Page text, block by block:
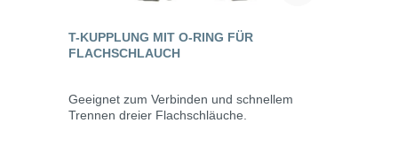
T-KUPPLUNG MIT O-RING FÜR
FLACHSCHLAUCH
Geeignet zum Verbinden und schnellem
Trennen dreier Flachschläuche.